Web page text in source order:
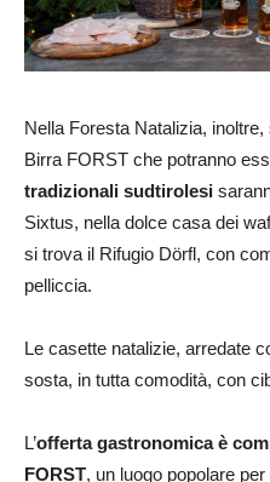
Nella Foresta Natalizia,
Birra FORST che potranno
tradizionali sudtirolesi
Sixtus, nella dolce casa dei
si trova il Rifugio Dörfl, con
pelliccia.
Le casette natalizie, arredate
sosta, in tutta comodità, con
L’offerta gastronomica è
FORST, un luogo popolare